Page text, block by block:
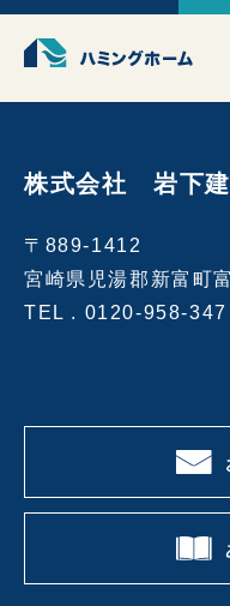
株式会社 岩下
〒889-1412
宮崎県児湯郡新富町
TEL . 0120-958-347